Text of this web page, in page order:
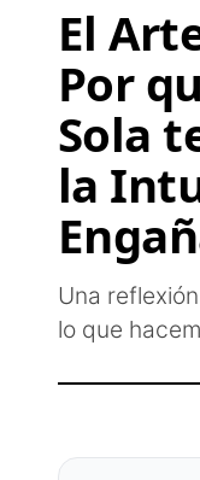
El
Por
Sola
la
Una
lo que